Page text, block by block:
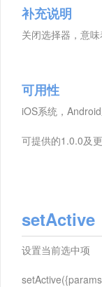
补充说明
关闭选择器，意
可用性
iOS系统，
可提供的1.0.0及
setActive
设置当前选中项